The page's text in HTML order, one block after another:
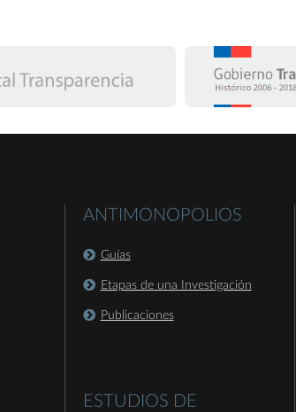
ANTIMONOPOLIOS
Guías
Etapas de una Investigación
Publicaciones
ESTUDIOS DE